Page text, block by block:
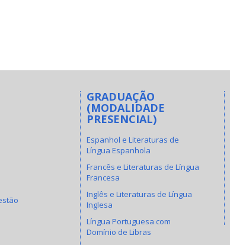
GRADUAÇÃO
(MODALIDADE
PRESENCIAL)
Espanhol e Literaturas de
Língua Espanhola
Francês e Literaturas de Língua
Francesa
Inglês e Literaturas de Língua
Inglesa
Língua Portuguesa com
Domínio de Libras